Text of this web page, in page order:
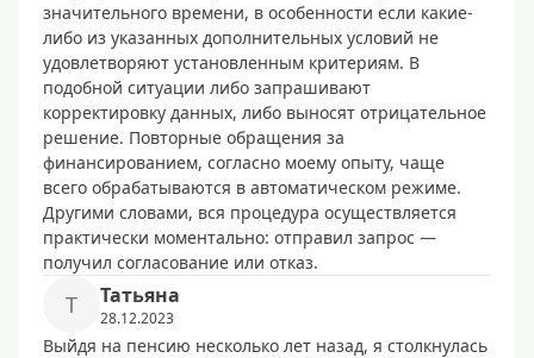
значительного времени, в особенности если какие-
либо из указанных дополнительных условий не
удовлетворяют установленным критериям. В
подобной ситуации либо запрашивают
корректировку данных, либо выносят отрицательное
решение. Повторные обращения за
финансированием, согласно моему опыту, чаще
всего обрабатываются в автоматическом режиме.
Другими словами, вся процедура осуществляется
практически моментально: отправил запрос —
получил согласование или отказ.
Т Татьяна
28.12.2023
Выйдя на пенсию несколько лет назад, я столкнулась